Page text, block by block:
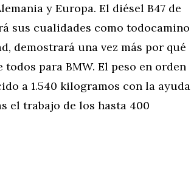
y Europa. El diésel B47 de
sus cualidades como todocamino
demostrará una vez más por qué
para BMW. El peso en orden
a 1.540 kilogramos con la ayuda
el trabajo de los hasta 400